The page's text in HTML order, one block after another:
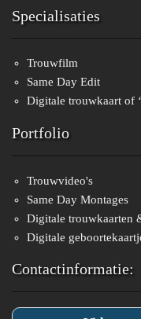
Specialisaties
Trouwfilm
Same Day Edit
Digitale trouwkaart of
Portfolio
Trouwvideo's
Same Day Montages
Digitale trouwkaarten
Digitale
Contactinformatie: